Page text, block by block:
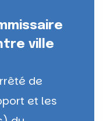
ville
de
et les